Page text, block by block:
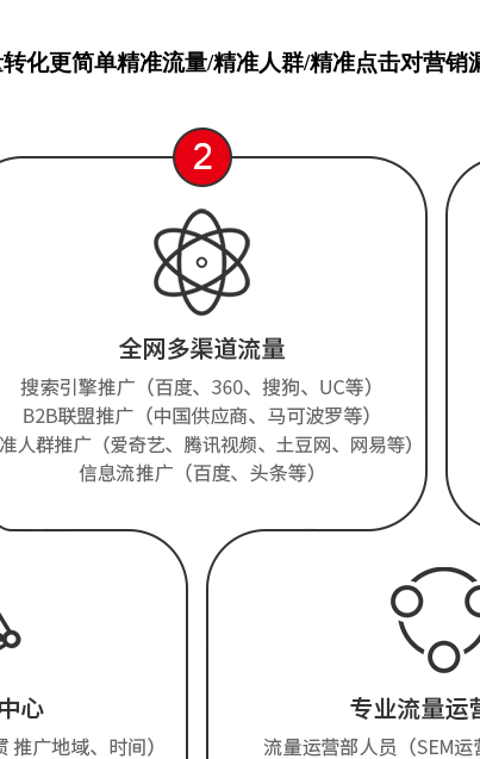
化更简单精准流量/精准人群/精准点击对营销